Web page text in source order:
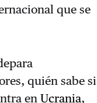
que se
quién sabe si
enUcrania,